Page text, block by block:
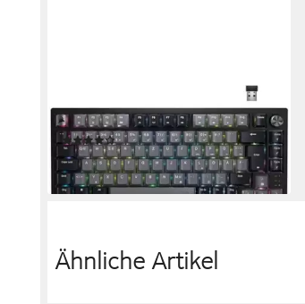
K65 Plus Wireless Gaming-Tastatur
(4)
196,90 €
lieferbar - in 5-6 Werktagen bei dir
Ähnliche Artikel